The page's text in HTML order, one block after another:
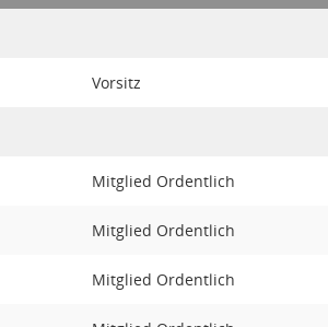
Vorsitz
Mitglied Ordentlich
Mitglied Ordentlich
Mitglied Ordentlich